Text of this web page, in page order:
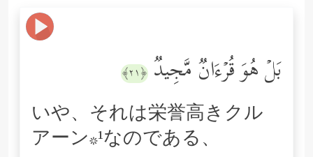
بَلۡ هُوَ قُرۡءَانࣱ مَّجِیدࣱ ﴿٢١﴾
いや、それは栄誉高きクル
アーン*¹なのである、